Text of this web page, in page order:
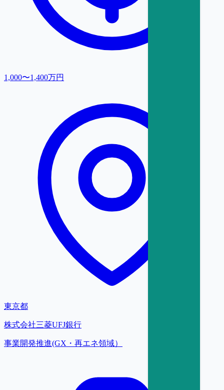
1,000〜1,400万円
東京都
株式会社三菱UFJ銀行
事業開発推進(GX・再エネ領域）